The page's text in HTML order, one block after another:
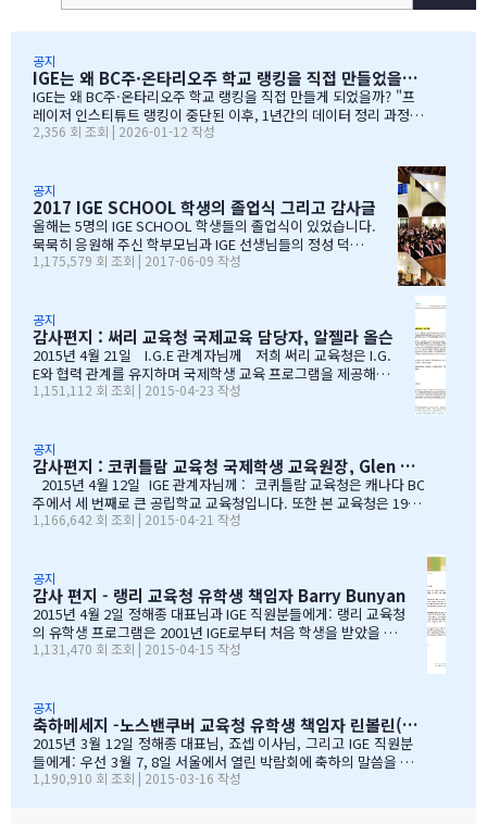
공지
IGE는 왜 BC주·온타리오주 학교 랭킹을 직접 만들었을까?
IGE는 왜 BC주·온타리오주 학교 랭킹을 직접 만들게 되었을까? "프
레이저 인스티튜트 랭킹이 중단된 이후, 1년간의 데이터 정리 과정을
공유합니다" 처음부터 랭킹을 만들려던 건 아니었습니다 IGE도 그동
er Institute)의 랭킹을 참고해왔습니다. 학교 상담 시 참고 자료로
활용하기 좋았습니다. 그런데 문제가 생겼습니다. BC주 세컨더리 랭
킹이 지난 7~8년 동안 업데이트되지 않고 있었습니다. 최근 자료로 B
C주 세컨더리 학교들의 현황을 파악하고 싶었는데, 참고할 만한 데이
터가 없어 어려움이 있었습니다. 그래서 직접 자료를 찾아보기 시작
했습니다. '혹시 어딘가에 최신 학업 데이터가 있지 않을까?' 하는 마
2,356 회 조회 | 2026-01-12 작성
공지
2017 IGE SCHOOL 학생의 졸업식 그리고 감사글
올해는 5명의 IGE SCHOOL 학생들의 졸업식이 있었습니다.
묵묵히 응원해 주신 학부모님과 IGE 선생님들의 정성 덕에
모두 원하는 대학에 진학을 하게 되었음을 진심으로 감사드
1:52 39 읽음 한국시간으로 오늘 저녁 st.john졸업식이 시
작됩니다.오늘 졸업식에는 개인적인 사정으로 함께하지 못
하지만아쉬운 마음을 담아 함께 축하의 인사를 전합니다.오
늘 졸업식이 아이들만의 졸업식이 아닌몇년동안 저희 부모
를 대신해 앞장 서 이끌어 주신선생님들의 졸업식이라 해도
나조카처럼 야단도치시고 때로는 버릇없이 한 행동들에도너
그러이 이해해주신 조셉이사님,아이들의 구멍난 빈 자리를
말없이…
1,175,579 회 조회 | 2017-06-09 작성
공지
감사편지 : 써리 교육청 국제교육 담당자, 알젤라 올슨
2015년 4월 21일 I.G.E 관계자님께 저희 써리 교육청은 I.G.
E와 협력 관계를 유지하며 국제학생 교육 프로그램을 제공해올
수 있음에 만족하고 있습니다. I.G.E는 지난 10년간 써리 교육
수 있도록 많은 도움을 주었습니다. 특별히 정해종 대표님을 비
롯한 많은 I.G.E의 직원 여러분께서 종합적인 오리엔테이션과
정착서비스, 방과후 프로그램, 홈스테이 프로그램을 비롯한 다
양한 서비스를 제공해 주시는 등 물심양면의 지원을 해주셨습
니다. 이 같은 집중적 학습관리와 준비 프로그램, 그리고 지속
써리로의 유학을 희망하는 국제학생들을 위해 I.G.E와 협력 관
계를 유지해나갈 수 있…
1,151,112 회 조회 | 2015-04-23 작성
공지
감사편지 : 코퀴틀람 교육청 국제학생 교육원장, Glen Conley
2015년 4월 12일 IGE 관계자님께 : 코퀴틀람 교육청은 캐나다 BC
주에서 세 번째로 큰 공립학교 교육청입니다. 또한 본 교육청은 1999
년부터 ‘국제학생 프로그램’을 제공해왔으며, 현재 캐나다에서 가장
때문에 이루어낼 수 있었던 것이라고 생각합니다. 코퀴틀람 교육청
이 IGE를 통해 국제학생 프로그램을 제공해 온지도 10년이 되어갑니
다. 그리고 이렇게 긴 시간 동안 많은 가족과 학생들이 캐나다에 잘
정착하여 공부할 수 있었던 데에는, 정해종 대표님을 비롯하여 모든 I
GE 직원의 헌신적인 노력이 있었음을 잘 알고 있습니다. 우리는 IGE
1,166,642 회 조회 | 2015-04-21 작성
공지
감사 편지 - 랭리 교육청 유학생 책임자 Barry Bunyan
2015년 4월 2일 정해종 대표님과 IGE 직원분들에게: 랭리 교육청
의 유학생 프로그램은 2001년 IGE로부터 처음 학생을 받았을 때
부터 IGE와 오랜 시간동안 신뢰있는 관계로 좋은 시간을 보내왔습
람회에 참가하길 고대합니다. IGE 직원들은 조직 기술과 정보의
상세함, 그리고 테이블에 앉아 학부모님들과 소통할 때 IGE 통역
사 분들의 친절함과 지지적인 태도는 저에게 지속적으로 깊은 인
상을 줍니다. 랭리는 한국인 가족들이 해외 유학지로 고려할 핵심
유학 지역이 되었습니다. 우리는 서울에 다른 유학원들과도 파트
1,131,470 회 조회 | 2015-04-15 작성
공지
축하메세지 -노스밴쿠버 교육청 유학생 책임자 린볼린(Lynne Bolen) 편지
2015년 3월 12일 정해종 대표님, 죠셉 이사님, 그리고 IGE 직원분
들에게: 우선 3월 7, 8일 서울에서 열린 박람회에 축하의 말씀을 전
합니다. 이 틀간의 박람회를 개최하는 동안 많은 관심을 보여준 한국
1,190,910 회 조회 | 2015-03-16 작성